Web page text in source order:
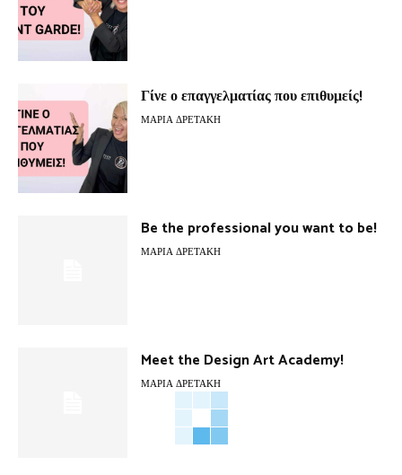
Γίνε ο επαγγελματίας που επιθυμείς!
ΜΑΡΊΑ ΔΡΕΤΆΚΗ
Be the professional you want to be!
ΜΑΡΊΑ ΔΡΕΤΆΚΗ
Meet the Design Art Academy!
ΜΑΡΊΑ ΔΡΕΤΆΚΗ